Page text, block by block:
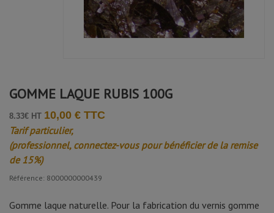
GOMME LAQUE RUBIS 100G
8.33€ HT 10,00 € TTC
Tarif particulier,
(professionnel, connectez-vous pour bénéficier de la remise
de 15%)
Référence: 8000000000439
Gomme laque naturelle. Pour la fabrication du vernis gomme